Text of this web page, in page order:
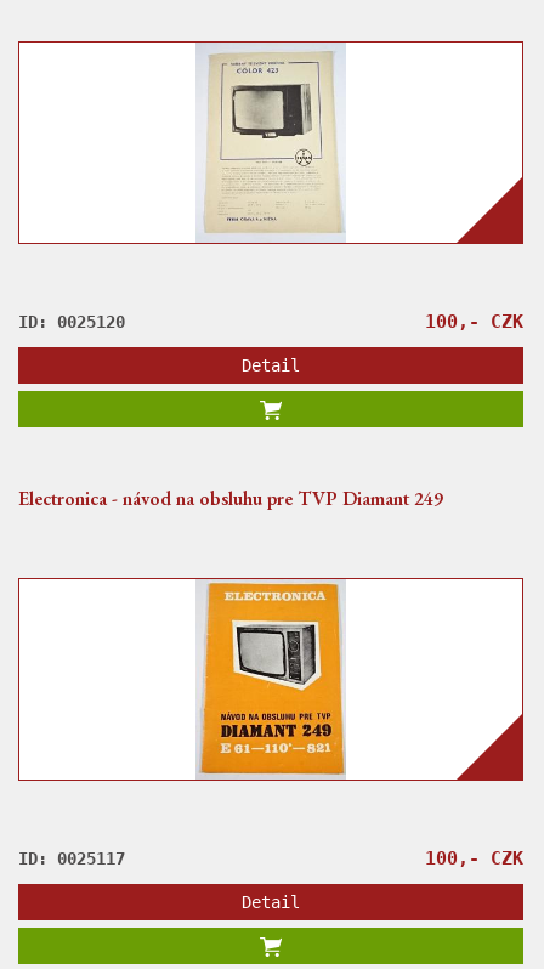
ID: 0025120 100,- CZK
Detail
Electronica - návod na obsluhu pre TVP Diamant 249
ID: 0025117 100,- CZK
Detail